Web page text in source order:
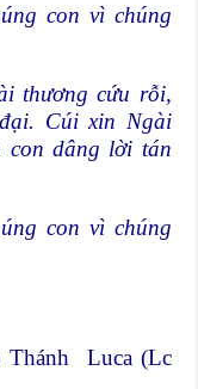
con vì chúng
thương cứu rỗi,
Cúi xin Ngài
con dâng lời tán
con vì chúng
Thánh Luca (Lc